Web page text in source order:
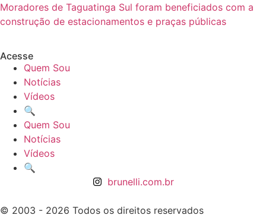
Moradores de Taguatinga Sul foram beneficiados com a
construção de estacionamentos e praças públicas
Acesse
Quem Sou
Notícias
Vídeos
🔍
Quem Sou
Notícias
Vídeos
🔍
brunelli.com.br
© 2003 - 2026 Todos os direitos reservados